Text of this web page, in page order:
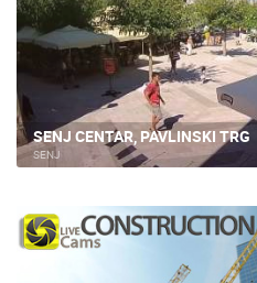
SENJ CENTAR, PAVLINSKI TRG
SENJ